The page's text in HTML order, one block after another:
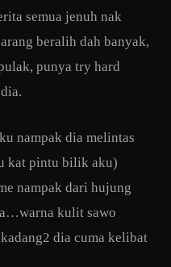
semua jenuh nak
beralih dah banyak,
punya try hard
nampak dia melintas
kat pintu bilik aku)
nampak dari hujung
kulit sawo
dia cuma kelibat